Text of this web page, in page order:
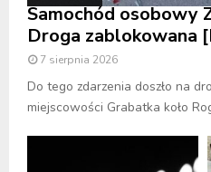
Samochód osobowy
Droga zablokowana
7 sierpnia 2026
Do tego zdarzenia doszło na
miejscowości Grabatka koło